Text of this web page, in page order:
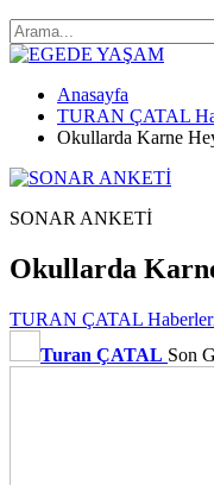
Anasayfa
TURAN ÇATAL
Okullarda Karne
SONAR ANKETİ
Okullarda
TURAN ÇATAL
Turan ÇATAL Son